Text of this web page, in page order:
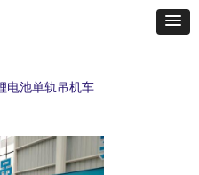
电池单轨吊机车